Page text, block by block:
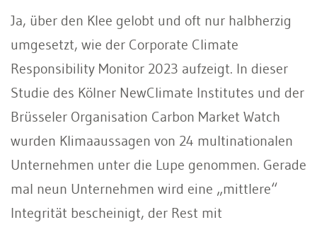
Ja, über den Klee gelobt und oft nur halbherzig
umgesetzt, wie der Corporate Climate
Responsibility Monitor 2023 aufzeigt. In dieser
Studie des Kölner NewClimate Institutes und der
Brüsseler Organisation Carbon Market Watch
wurden Klimaaussagen von 24 multinationalen
Unternehmen unter die Lupe genommen. Gerade
mal neun Unternehmen wird eine „mittlere“
Integrität bescheinigt, der Rest mit